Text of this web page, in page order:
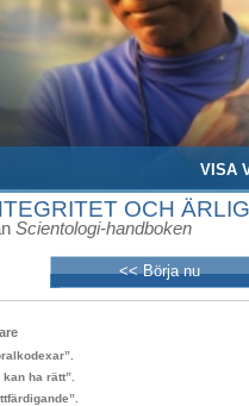
VISA
OCH
Scientologi-handboken
<< Börja nu
kan ha rätt”.